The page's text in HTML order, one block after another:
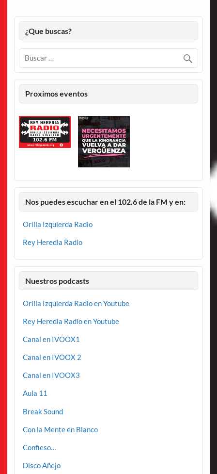
¿Que buscas?
Proximos eventos
Nos puedes escuchar en el 102.6 de la FM y en:
Orilla Izquierda Radio
Rey Heredia Radio
Nuestros podcasts
Orilla Izquierda Radio en Youtube
Rey Heredia Radio en Youtube
Canal en IVOOX1
Canal en IVOOX 2
Canal en IVOOX3
Aula 11
Break Sound
Con la Mente en Blanco
Confieso…
Disco Añejo